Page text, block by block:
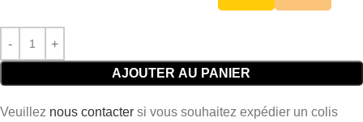
AJOUTER AU PANIER
Veuillez nous contacter si vous souhaitez expédier un colis